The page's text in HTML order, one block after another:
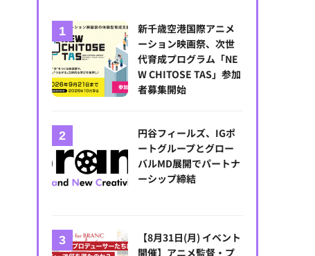
新千歳空港国際アニメ
ーション映画祭、次世
代育成プログラム「NE
W CHITOSE TAS」参加
者募集開始
円谷フィールズ、IGポ
ートグループとグロー
バルMD展開でパートナ
ーシップ締結
【8月31日(月) イベント
開催】アニメ監督・プ